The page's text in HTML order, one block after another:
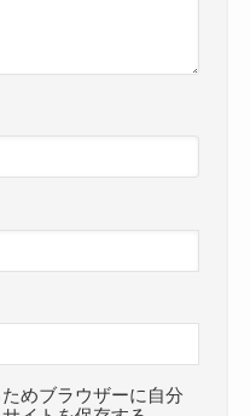
めブラウザーに自分